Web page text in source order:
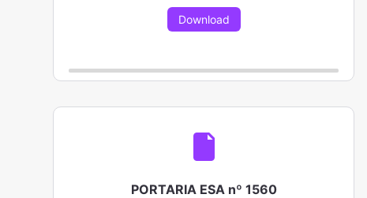
Download
PORTARIA ESA nº 1560